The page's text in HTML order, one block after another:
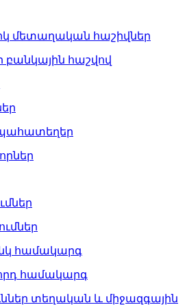
մետաղական հաշիվներ
բանկային հաշվով
համակարգ
համակարգ
տեղական և միջազգային